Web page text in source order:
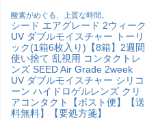
酸素がめぐる、上質な時間。
シード エアグレード 2ウィーク
UV ダブルモイスチャー トーリ
ック(1箱6枚入り)【8箱】2週間
使い捨て 乱視用 コンタクトレ
ンズ SEED Air Grade 2week
UV ダブルモイスチャー シリコ
ーン ハイドロゲルレンズ クリ
アコンタクト【ポスト便】【送
料無料】【要処方箋】